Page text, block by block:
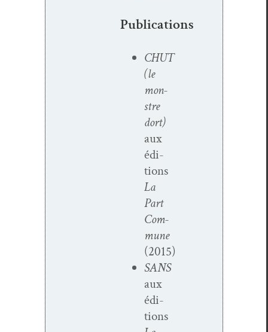
Publications
CHUT
(le
mon­
stre
dort)
aux
édi­
tions
La
Part
Com­
mune
(2015)
SANS
aux
édi­
tions